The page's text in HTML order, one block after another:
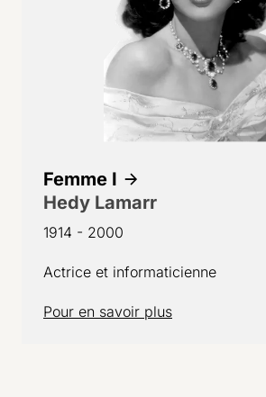
Femme I
Hedy Lamarr
1914 - 2000
Actrice et informaticienne
Pour en savoir plus